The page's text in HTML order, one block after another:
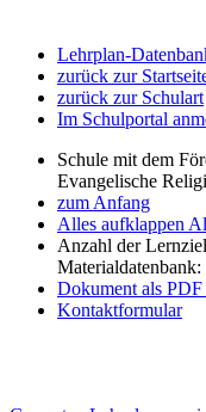
Lehrplan-
zurück zur
zurück zur Schulart
Im Schulportal
Schule mit dem
Evangelische
zum Anfang
Alles aufklappen
Anzahl der
Materialdatenbank:
Dokument als PDF
Kontaktformular